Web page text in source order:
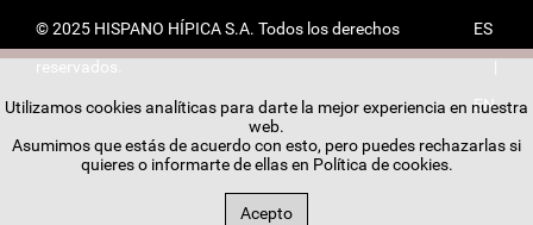
© 2025 HISPANO HÍPICA S.A. Todos los derechos
reservados.
ES
EN
Utilizamos cookies analíticas para darte la mejor experiencia en nuestra
web.
Asumimos que estás de acuerdo con esto, pero puedes rechazarlas si
quieres o informarte de ellas en Política de cookies.
Acepto